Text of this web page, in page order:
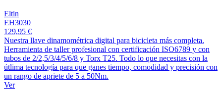
Eltin
EH3030
129,95 €
Nuestra llave dinamométrica digital para bicicleta más completa.
Herramienta de taller profesional con certificación ISO6789 y con
tubos de 2/2,5/3/4/5/6/8 y Torx T25. Todo lo que necesitas con la
útlima tecnología para que ganes tiempo, comodidad y precisión con
un rango de apriete de 5 a 50Nm.
Ver